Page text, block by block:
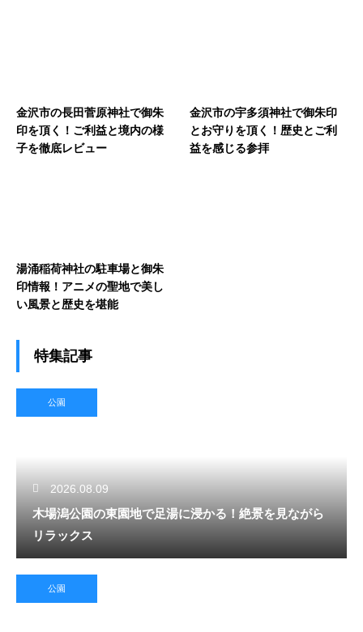
金沢市の長田菅原神社で御朱
印を頂く！ご利益と境内の様
子を徹底レビュー
金沢市の宇多須神社で御朱印
とお守りを頂く！歴史とご利
益を感じる参拝
湯涌稲荷神社の駐車場と御朱
印情報！アニメの聖地で美し
い風景と歴史を堪能
特集記事
公園
2026.08.09
木場潟公園の東園地で足湯に浸かる！絶景を見ながら
リラックス
公園